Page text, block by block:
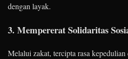
dengan layak.
3. Mempererat Solidaritas
Melalui zakat, tercipta rasa kepedulian